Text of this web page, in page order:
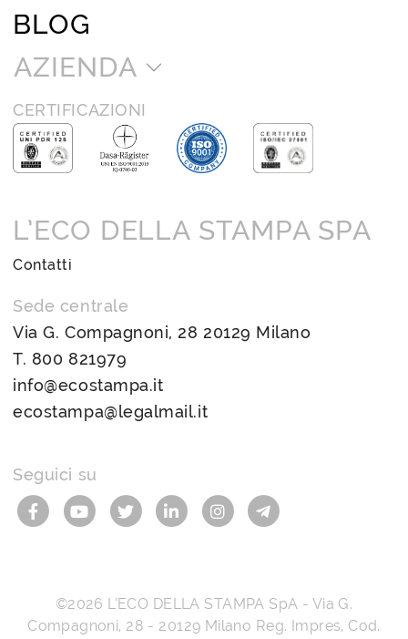
BLOG
AZIENDA
CERTIFICAZIONI
L’ECO DELLA STAMPA SPA
Contatti
Sede centrale
Via G. Compagnoni, 28 20129 Milano
T. 800 821979
info@ecostampa.it
ecostampa@legalmail.it
Seguici su
©2026 L’ECO DELLA STAMPA SpA - Via G.
Compagnoni, 28 - 20129 Milano Reg. Impres, Cod.